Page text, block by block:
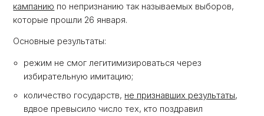
кампанию по непризнанию так называемых выборов,
которые прошли 26 января.
Основные результаты:
режим не смог легитимизироваться через
избирательную имитацию;
количество государств, не признавших результаты,
вдвое превысило число тех, кто поздравил